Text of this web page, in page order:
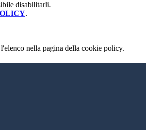
disabilitarli.
.
nella pagina della cookie policy.